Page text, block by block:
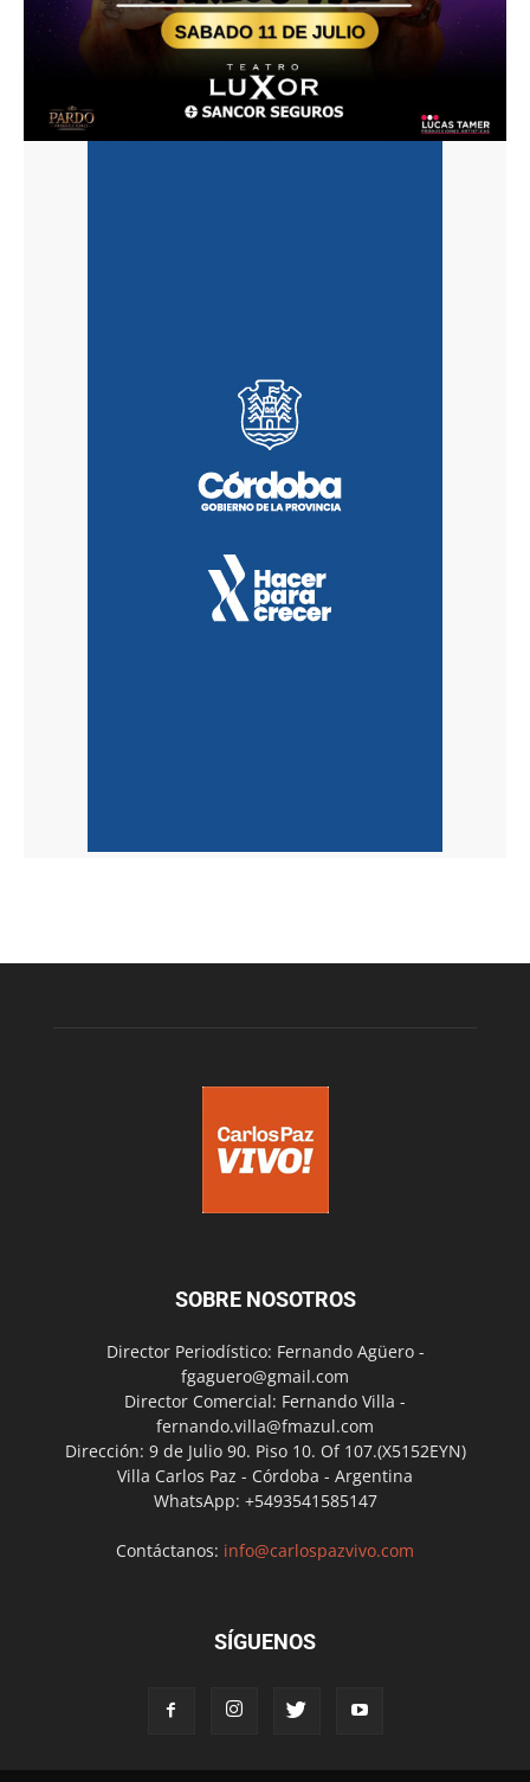
SOBRE NOSOTROS
Director Periodístico: Fernando Agüero -
fgaguero@gmail.com
Director Comercial: Fernando Villa -
fernando.villa@fmazul.com
Dirección: 9 de Julio 90. Piso 10. Of 107.(X5152EYN)
Villa Carlos Paz - Córdoba - Argentina
WhatsApp: +5493541585147
Contáctanos: info@carlospazvivo.com
SÍGUENOS